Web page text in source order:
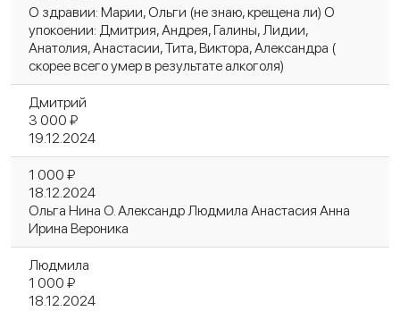
О здравии: Марии, Ольги (не знаю, крещена ли) О
упокоении: Дмитрия, Андрея, Галины, Лидии,
Анатолия, Анастасии, Тита, Виктора, Александра (
скорее всего умер в результате алкоголя)
Дмитрий
3 000 ₽
19.12.2024
1 000 ₽
18.12.2024
Ольга Нина О. Александр Людмила Анастасия Анна
Ирина Вероника
Людмила
1 000 ₽
18.12.2024